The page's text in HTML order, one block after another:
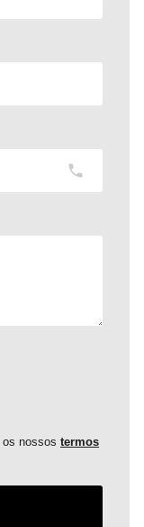
nossos termos